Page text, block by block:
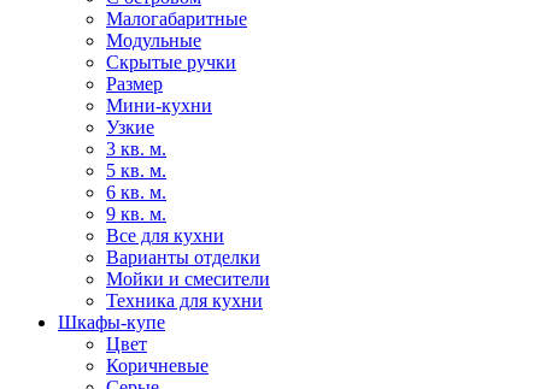
Малогабаритные
Модульные
Скрытые ручки
Размер
Мини-кухни
Узкие
3 кв. м.
5 кв. м.
6 кв. м.
9 кв. м.
Все для кухни
Варианты отделки
Мойки и смесители
Техника для кухни
Шкафы-купе
Цвет
Коричневые